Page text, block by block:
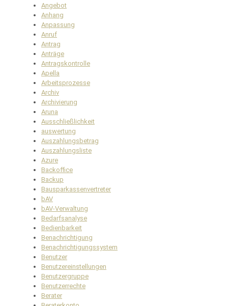
Angebot
Anhang
Anpassung
Anruf
Antrag
Anträge
Antragskontrolle
Apella
Arbeitsprozesse
Archiv
Archivierung
Aruna
Ausschließlichkeit
auswertung
Auszahlungsbetrag
Auszahlungsliste
Azure
Backoffice
Backup
Bausparkassenvertreter
bAV
bAV-Verwaltung
Bedarfsanalyse
Bedienbarkeit
Benachrichtigung
Benachrichtigungssystem
Benutzer
Benutzereinstellungen
Benutzergruppe
Benutzerrechte
Berater